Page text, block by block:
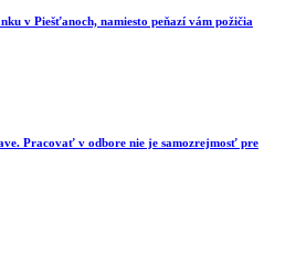
v Piešťanoch, namiesto peňazí vám požičia
Pracovať v odbore nie je samozrejmosť pre